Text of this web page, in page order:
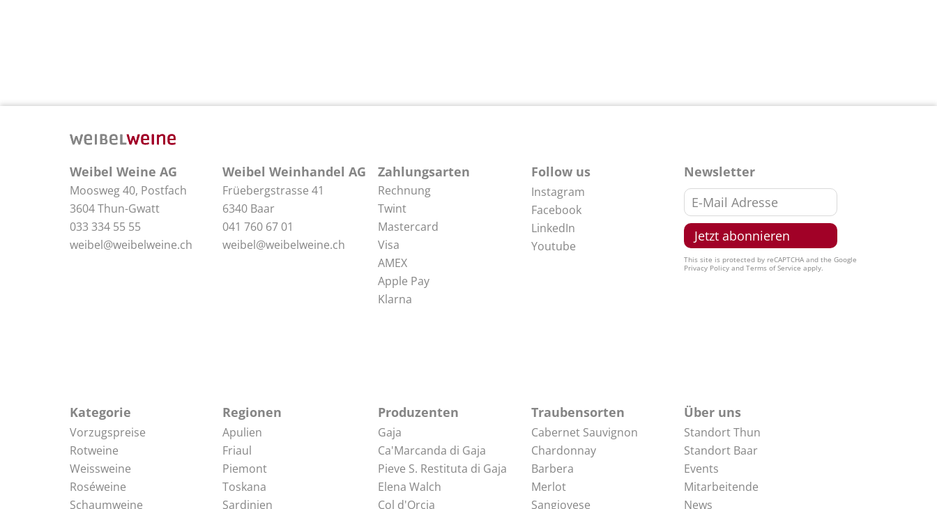
Weibel Weine AG
Moosweg 40, Postfach
3604 Thun-Gwatt
033 334 55 55
weibel@weibelweine.ch
Weibel Weinhandel AG
Früebergstrasse 41
6340 Baar
041 760 67 01
weibel@weibelweine.ch
Zahlungsarten
Rechnung
Twint
Mastercard
Visa
AMEX
Apple Pay
Klarna
Follow us
Instagram
Facebook
LinkedIn
Youtube
Newsletter
This site is protected by reCAPTCHA and the Google
Privacy Policyand Terms of Service apply.
Kategorie
Vorzugspreise
Rotweine
Weissweine
Roséweine
Schaumweine
Regionen
Apulien
Friaul
Piemont
Toskana
Sardinien
Produzenten
Gaja
Ca'Marcanda di Gaja
Pieve S. Restituta di Gaja
Elena Walch
Col d'Orcia
Traubensorten
Cabernet Sauvignon
Chardonnay
Barbera
Merlot
Sangiovese
Über uns
Standort Thun
Standort Baar
Events
Mitarbeitende
News